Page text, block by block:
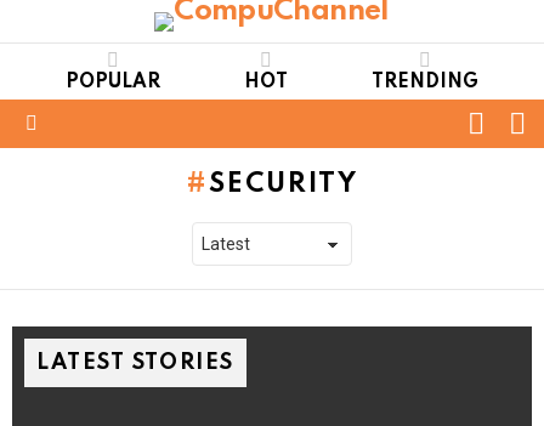
POPULAR HOT TRENDING
SECURITY
LATEST STORIES